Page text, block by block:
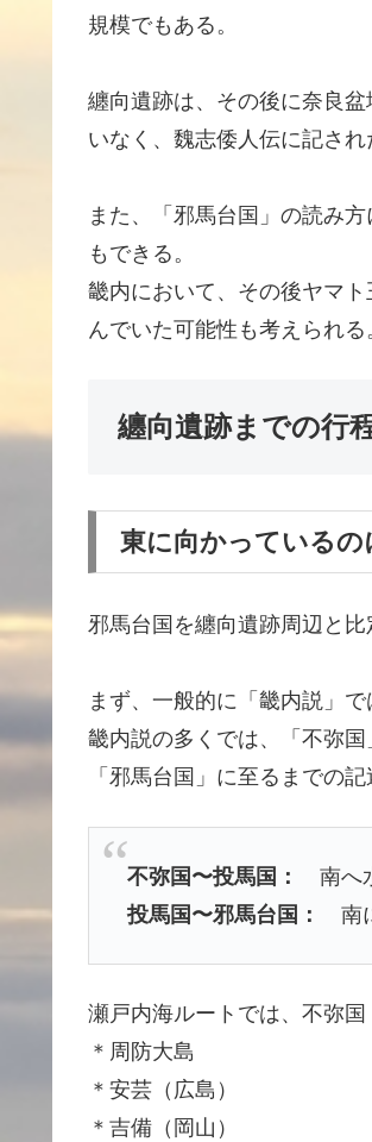
規模でもある。
纏向遺跡は、その後に奈良
いなく、魏志倭人伝に記さ
また、「邪馬台国」の読み
もできる。
畿内において、その後ヤマ
んでいた可能性も考えられる
纏向遺跡までの行
東に向かっているの
邪馬台国を纏向遺跡周辺と
まず、一般的に「畿内説」
畿内説の多くでは、「不弥
「邪馬台国」に至るまでの
不弥国〜投馬国：
南へ
投馬国〜邪馬台国：
南
瀬戸内海ルートでは、不弥
＊周防大島
＊安芸（広島）
＊吉備（岡山）